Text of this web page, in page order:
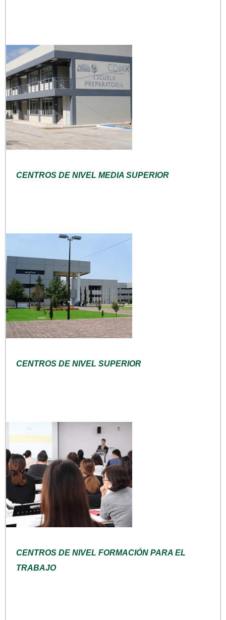
CENTROS DE NIVEL MEDIA SUPERIOR
CENTROS DE NIVEL SUPERIOR
CENTROS DE NIVEL FORMACIÓN PARA EL
TRABAJO